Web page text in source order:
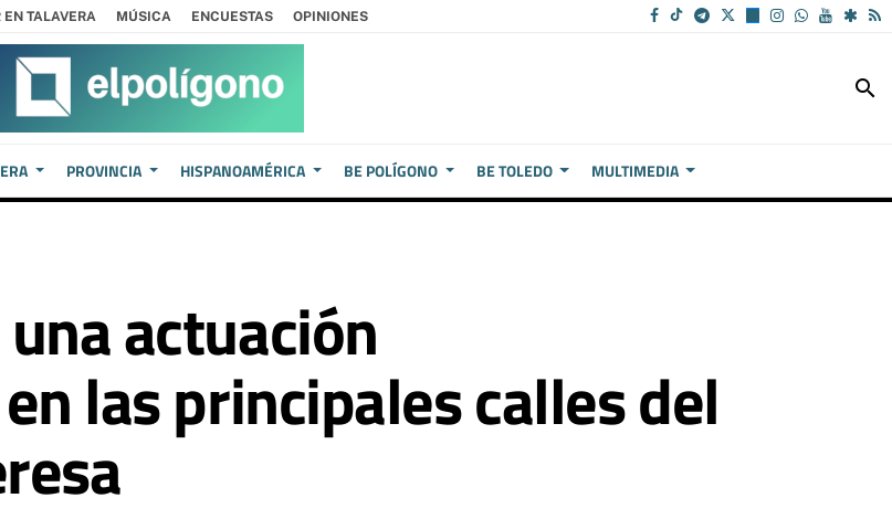
TALAVERA MÚSICA ENCUESTAS OPINIONES
search
PROVINCIA HISPANOAMÉRICA BE POLÍGONO BE TOLEDO MULTIMEDIA
actuación
las principales calles del